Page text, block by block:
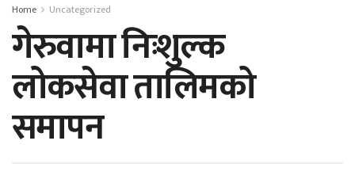
Home Uncategorized
गेरुवामा निःशुल्क
लोकसेवा तालिमको
समापन